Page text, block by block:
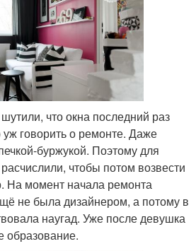
что окна последний раз
говорить о ремонте. Даже
буржукой. Поэтому для
чтобы потом возвести
На момент начала ремонта
не была дизайнером, а потому в
наугад. Уже после девушка
образование.